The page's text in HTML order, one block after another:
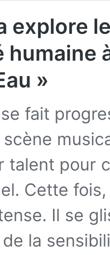
explore
humaine
»
fait
talent pour
Cette
Il se
la